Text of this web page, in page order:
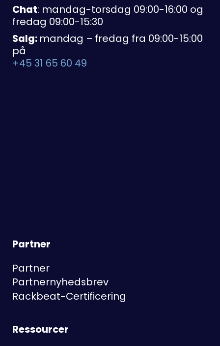
Chat: mandag-torsdag 09:00-16:00 og
fredag 09:00-15:30
Salg: mandag – fredag fra 09:00-15:00
på
+45 31 65 60 49
Partner
Partner
Partnernyhedsbrev
Rackbeat-Certificering
Ressourcer